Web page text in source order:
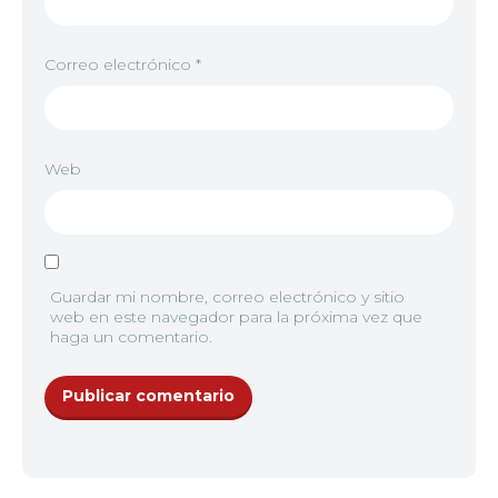
11 <img src="//image.tmdb.org/t/p/w92/
Correo electrónico *
Web
Guardar mi nombre, correo electrónico y sitio
web en este navegador para la próxima vez que
haga un comentario.